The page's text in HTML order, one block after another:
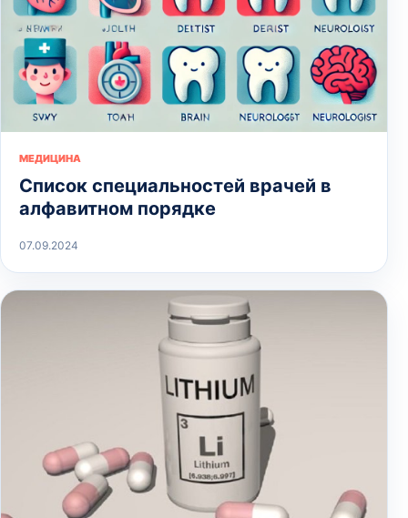
МЕДИЦИНА
Список специальностей врачей в
алфавитном порядке
07.09.2024